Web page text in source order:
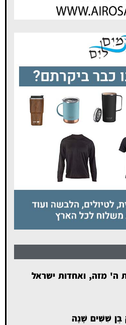
ה' מזה, ואחדות ישראל
בֶּן שִׁשִּׁים שָׁנָה